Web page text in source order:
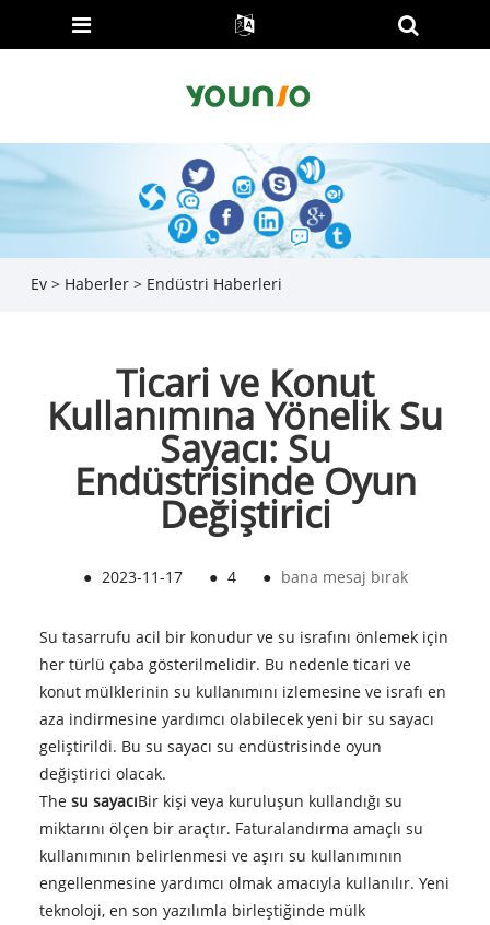
Ev > Haberler> Endüstri Haberleri
Ticari ve Konut
Kullanımına Yönelik Su
Sayacı: Su
Endüstrisinde Oyun
Değiştirici
● 2023-11-17 ● 4 ● bana mesaj bırak
Su tasarrufu acil bir konudur ve su israfını önlemek için
her türlü çaba gösterilmelidir. Bu nedenle ticari ve
konut mülklerinin su kullanımını izlemesine ve israfı en
aza indirmesine yardımcı olabilecek yeni bir su sayacı
geliştirildi. Bu su sayacı su endüstrisinde oyun
değiştirici olacak.
The su sayacıBir kişi veya kuruluşun kullandığı su
miktarını ölçen bir araçtır. Faturalandırma amaçlı su
kullanımının belirlenmesi ve aşırı su kullanımının
engellenmesine yardımcı olmak amacıyla kullanılır. Yeni
teknoloji, en son yazılımla birleştiğinde mülk